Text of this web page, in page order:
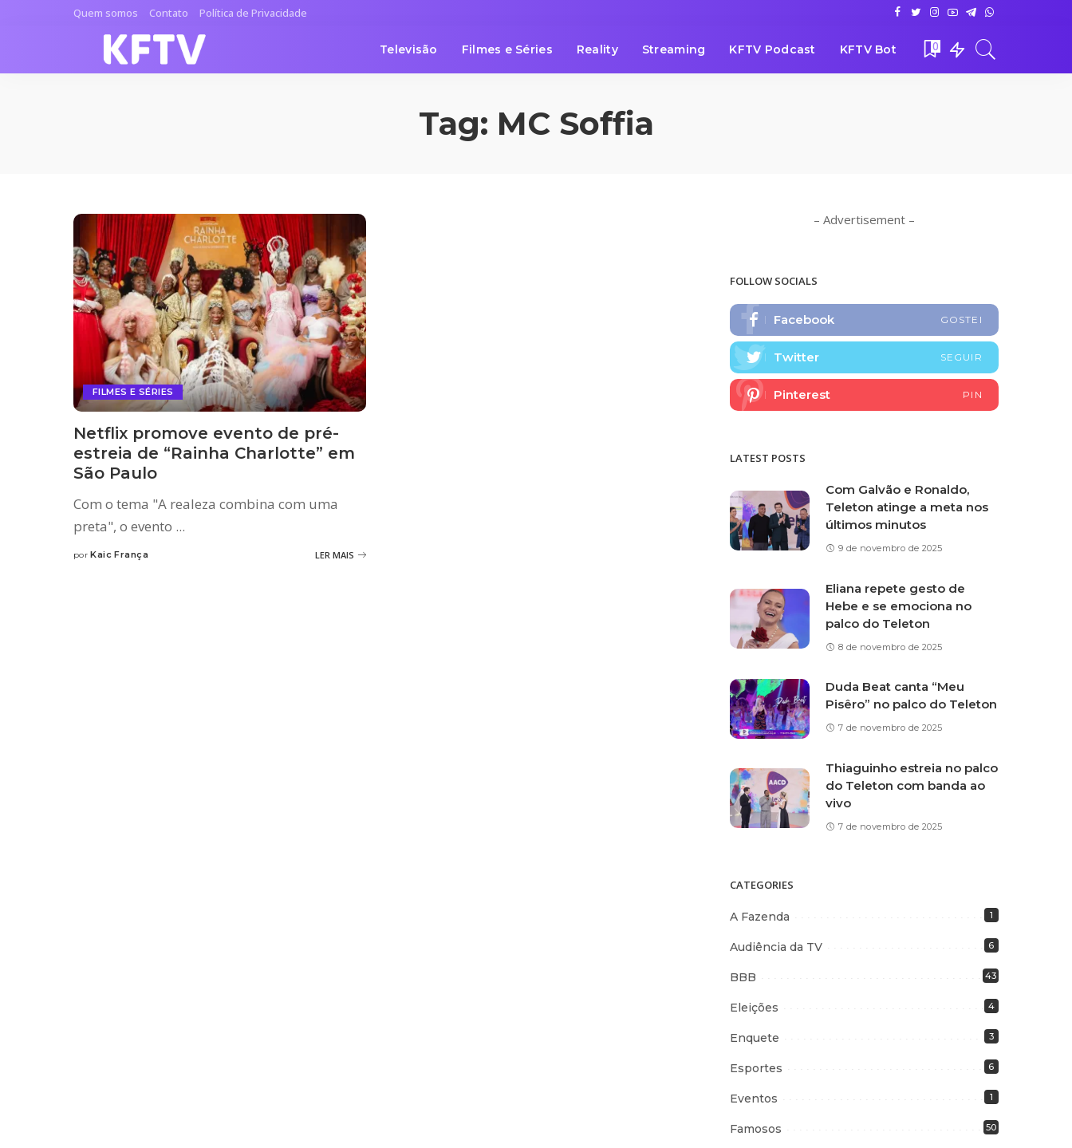
Quem somos Contato Política de Privacidade
Televisão Filmes e Séries Reality Streaming KFTV Podcast KFTV Bot 0
Tag: MC Soffia
FILMES E SÉRIES
Netflix promove evento de pré-
estreia de “Rainha Charlotte” em
São Paulo
Com o tema "A realeza combina com uma
preta", o evento ...
Posted
por Kaic França LER MAIS
– Advertisement –
FOLLOW SOCIALS
Facebook GOSTEI
Twitter SEGUIR
Pinterest PIN
LATEST POSTS
Com Galvão e Ronaldo,
Teleton atinge a meta nos
últimos minutos
9 de novembro de 2025
Eliana repete gesto de
Hebe e se emociona no
palco do Teleton
8 de novembro de 2025
Duda Beat canta “Meu
Pisêro” no palco do Teleton
7 de novembro de 2025
Thiaguinho estreia no palco
do Teleton com banda ao
vivo
7 de novembro de 2025
CATEGORIES
A Fazenda 1
Audiência da TV 6
BBB 43
Eleições 4
Enquete 3
Esportes 6
Eventos 1
Famosos 50